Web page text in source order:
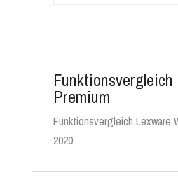
Funktionsvergleich
Premium
Funktionsvergleich Lexware
2020